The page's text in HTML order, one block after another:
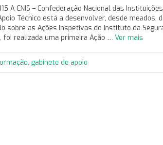
A CNIS – Confederação Nacional das
Técnico está a desenvolver, desde meados,
sobre as Ações Inspetivas do Instituto da
foi realizada uma primeira Ação … Ver mais
, gabinete de apoio